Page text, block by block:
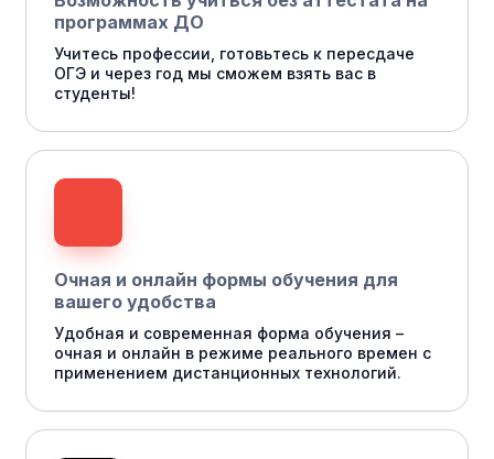
программах ДО
Учитесь профессии, готовьтесь к пересдаче
ОГЭ и через год мы сможем взять вас в
студенты!
Очная и онлайн формы обучения для
вашего удобства
Удобная и современная форма обучения –
очная и онлайн в режиме реального времен с
применением дистанционных технологий.